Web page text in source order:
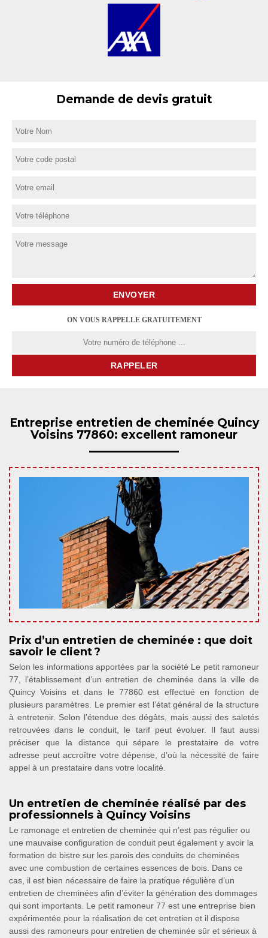
Demande de devis gratuit
ON VOUS RAPPELLE GRATUITEMENT
Entreprise entretien de cheminée Quincy
Voisins 77860: excellent ramoneur
Prix d’un entretien de cheminée : que doit
savoir le client ?
Selon les informations apportées par la société Le petit ramoneur
77, l’établissement d’un entretien de cheminée dans la ville de
Quincy Voisins et dans le 77860 est effectué en fonction de
plusieurs paramètres. Le premier est l’état général de la structure
à entretenir. Selon l’étendue des dégâts, mais aussi des saletés
retrouvées dans le conduit, le tarif peut évoluer. Il faut aussi
préciser que la distance qui sépare le prestataire de votre
adresse peut accroître votre dépense, d’où la nécessité de faire
appel à un prestataire dans votre localité.
Un entretien de cheminée réalisé par des
professionnels à Quincy Voisins
Le ramonage et entretien de cheminée qui n’est pas régulier ou
une mauvaise configuration de conduit peut également y avoir la
formation de bistre sur les parois des conduits de cheminées
avec une combustion de certaines essences de bois. Dans ce
cas, il est bien nécessaire de faire la pratique régulière d’un
entretien de cheminées afin d’éviter la génération des dommages
qui sont importants. Le petit ramoneur 77 est une entreprise bien
expérimentée pour la réalisation de cet entretien et il dispose
aussi des ramoneurs pour entretien de cheminée sûr et sérieux à